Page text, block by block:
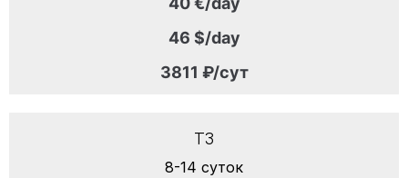
46 $/day
3811 ₽/сут
T3
8-14 суток